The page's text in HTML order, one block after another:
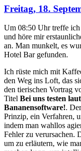
Freitag, 18.
Um 08:50 Uhr treffe
und höre mir
an. Man munkelt, es
Hotel Bar gefunden.
Ich rüste mich mit
den Weg ins Loft, das
den tierischen Vortrag
Titel Bei uns testen
Bananensoftware!.
Prinzip, ein Verfahren,
indem man wahllos
Fehler zu verursachen.
um zu erläutern, wie